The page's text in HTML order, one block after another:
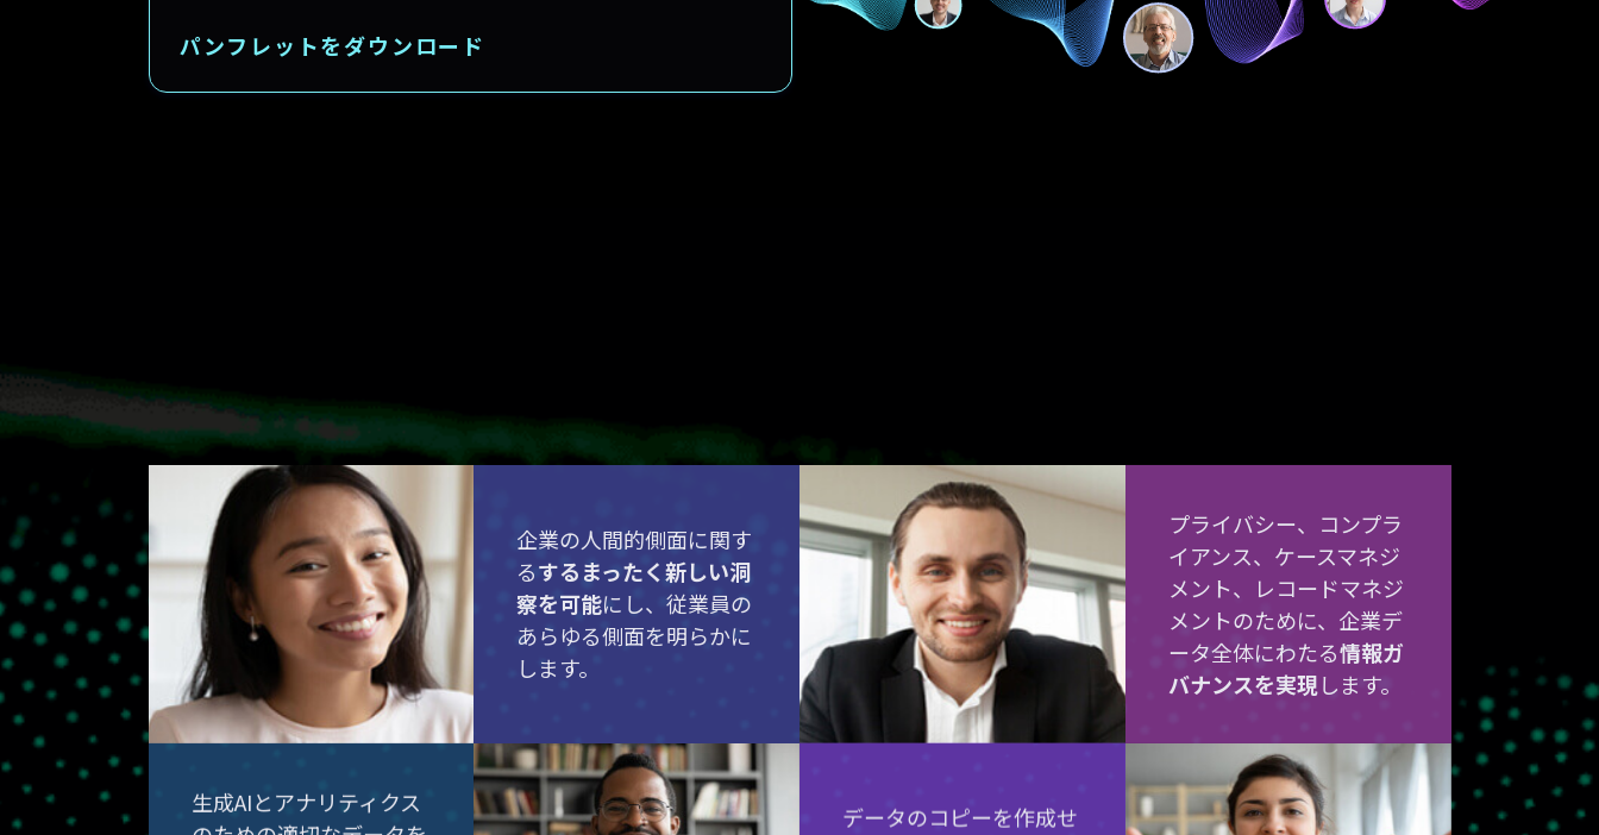
パンフレットをダウンロード
企業の人間的側面に関す
るするまったく新しい洞
察を可能にし、従業員の
あらゆる側面を明らかに
します。
プライバシー、コンプラ
イアンス、ケースマネジ
メント、レコードマネジ
メントのために、企業デ
ータ全体にわたる情報ガ
バナンスを実現します。
生成AIとアナリティクス
データのコピーを作成せ